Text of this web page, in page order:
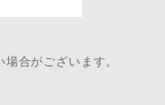
合がございます。